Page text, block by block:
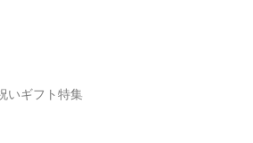
いギフト特集